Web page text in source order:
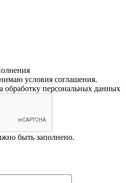
условия соглашения.
обработку персональных данных
быть заполнено.